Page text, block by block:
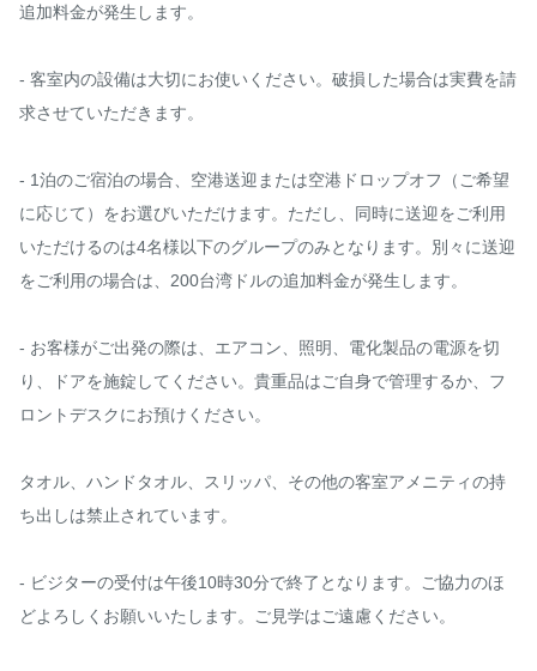
追加料金が発生します。
- 客室内の設備は大切にお使いください。破損した場合は実費を請
求させていただきます。
- 1泊のご宿泊の場合、空港送迎または空港ドロップオフ（ご希望
に応じて）をお選びいただけます。ただし、同時に送迎をご利用
いただけるのは4名様以下のグループのみとなります。別々に送迎
をご利用の場合は、200台湾ドルの追加料金が発生します。
- お客様がご出発の際は、エアコン、照明、電化製品の電源を切
り、ドアを施錠してください。貴重品はご自身で管理するか、フ
ロントデスクにお預けください。
タオル、ハンドタオル、スリッパ、その他の客室アメニティの持
ち出しは禁止されています。
- ビジターの受付は午後10時30分で終了となります。ご協力のほ
どよろしくお願いいたします。ご見学はご遠慮ください。